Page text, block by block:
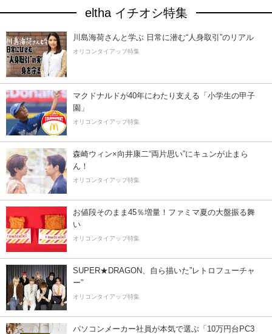
eltha イチオシ特集
川島海荷さんと学ぶ 日常に潜む“人身取引”のリアル
オリコンタイアップ特集
マクドナルドが40年にわたり支える「小学生の甲子
園」
オリコンタイアップ特集
森崎ウィン×向井康二“両片思い”にキュンが止まら
ん！
オリコンタイアップ特集
お値段そのまま45％増量！ファミマ夏の大盤振る舞
い
オリコンタイアップ特集
SUPER★DRAGON、自ら描いた”レトロフューチャ
ー”
オリコンタイアップ特集
パソコンメーカー社員が本気で選ぶ「10万円台PC3